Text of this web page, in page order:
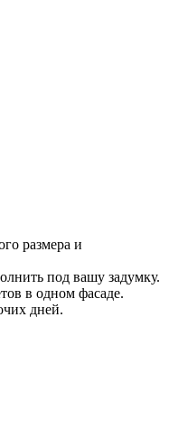
размера и
под вашу задумку.
в одном фасаде.
дней.